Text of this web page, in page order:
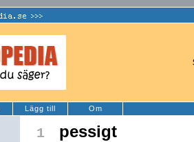
Lägg till Om
1 pessigt